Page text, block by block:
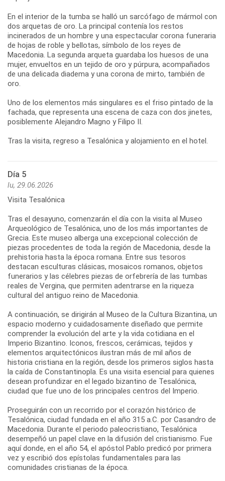
En el interior de la tumba se halló un sarcófago de mármol con
dos arquetas de oro. La principal contenía los restos
incinerados de un hombre y una espectacular corona funeraria
de hojas de roble y bellotas, símbolo de los reyes de
Macedonia. La segunda arqueta guardaba los huesos de una
mujer, envueltos en un tejido de oro y púrpura, acompañados
de una delicada diadema y una corona de mirto, también de
oro.
Uno de los elementos más singulares es el friso pintado de la
fachada, que representa una escena de caza con dos jinetes,
posiblemente Alejandro Magno y Filipo II.
Tras la visita, regreso a Tesalónica y alojamiento en el hotel.
Día 5
lu, 29.06.2026
Visita Tesalónica
Tras el desayuno, comenzarán el día con la visita al Museo
Arqueológico de Tesalónica, uno de los más importantes de
Grecia. Este museo alberga una excepcional colección de
piezas procedentes de toda la región de Macedonia, desde la
prehistoria hasta la época romana. Entre sus tesoros
destacan esculturas clásicas, mosaicos romanos, objetos
funerarios y las célebres piezas de orfebrería de las tumbas
reales de Vergina, que permiten adentrarse en la riqueza
cultural del antiguo reino de Macedonia.
A continuación, se dirigirán al Museo de la Cultura Bizantina, un
espacio moderno y cuidadosamente diseñado que permite
comprender la evolución del arte y la vida cotidiana en el
Imperio Bizantino. Iconos, frescos, cerámicas, tejidos y
elementos arquitectónicos ilustran más de mil años de
historia cristiana en la región, desde los primeros siglos hasta
la caída de Constantinopla. Es una visita esencial para quienes
desean profundizar en el legado bizantino de Tesalónica,
ciudad que fue uno de los principales centros del Imperio.
Proseguirán con un recorrido por el corazón histórico de
Tesalónica, ciudad fundada en el año 315 a.C. por Casandro de
Macedonia. Durante el periodo paleocristiano, Tesalónica
desempeñó un papel clave en la difusión del cristianismo. Fue
aquí donde, en el año 54, el apóstol Pablo predicó por primera
vez y escribió dos epístolas fundamentales para las
comunidades cristianas de la época.